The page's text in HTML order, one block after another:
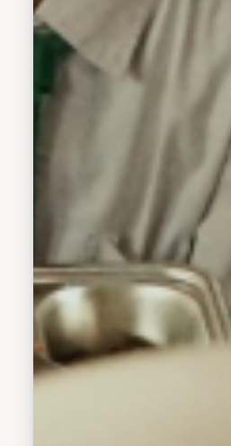
bahwa keberanian
Muhammad Marfen patut
diapresiasi karena mampu
menunjukkan sikap
percaya diri sekaligus
aspirasinya secara
langsung kepada Presiden
melalui surat. Tentu kami
bangga karena dari
Kabupaten Sidoarjo ada
anak yang memiliki
keberanian, kepedulian
dan semangat seperti ini,”
ujar Hj. Mimik Idayana.Ia
juga menyampaikan